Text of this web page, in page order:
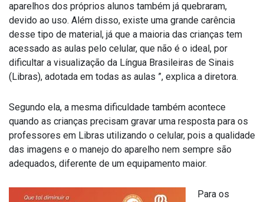
aparelhos dos próprios alunos também já quebraram,
devido ao uso. Além disso, existe uma grande carência
desse tipo de material, já que a maioria das crianças tem
acessado as aulas pelo celular, que não é o ideal, por
dificultar a visualização da Língua Brasileiras de Sinais
(Libras), adotada em todas as aulas ”, explica a diretora.
Segundo ela, a mesma dificuldade também acontece
quando as crianças precisam gravar uma resposta para os
professores em Libras utilizando o celular, pois a qualidade
das imagens e o manejo do aparelho nem sempre são
adequados, diferente de um equipamento maior.
Para os